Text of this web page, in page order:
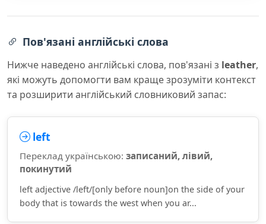
Пов'язані англійські слова
Нижче наведено англійські слова, пов'язані з leather,
які можуть допомогти вам краще зрозуміти контекст
та розширити англійський словниковий запас:
left
Переклад українською: записаний, лівий,
покинутий
left adjective /left/[only before noun]on the side of your
body that is towards the west when you ar...